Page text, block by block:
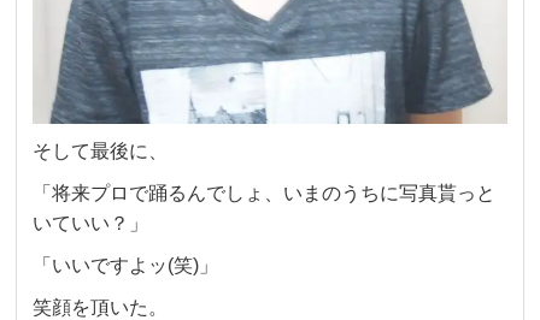
そして最後に、
「将来プロで踊るんでしょ、いまのうちに写真貰っと
いていい？」
「いいですよッ(笑)」
笑顔を頂いた。